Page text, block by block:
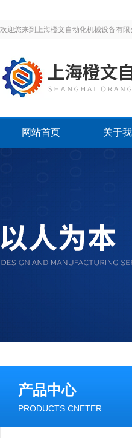
欢迎您来到上海橙文自动化机械设备有限
网站首页 关于
产品中心
PRODUCTS CNETER